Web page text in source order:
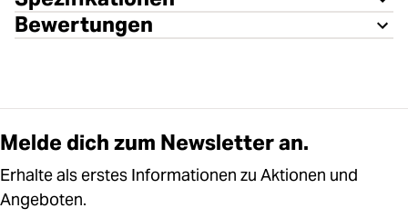
Bewertungen
Melde dich zum Newsletter an.
Erhalte als erstes Informationen zu Aktionen und
Angeboten.